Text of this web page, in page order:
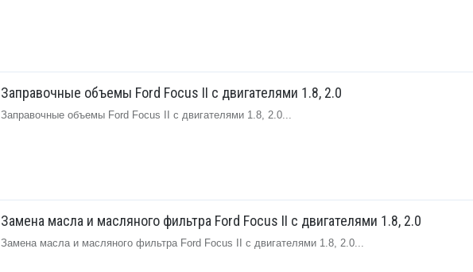
Заправочные объемы Ford Focus II с двигателями 1.8, 2.0
Заправочные объемы Ford Focus II с двигателями 1.8, 2.0...
Замена масла и масляного фильтра Ford Focus II с двигателями 1.8, 2.0
Замена масла и масляного фильтра Ford Focus II с двигателями 1.8, 2.0...